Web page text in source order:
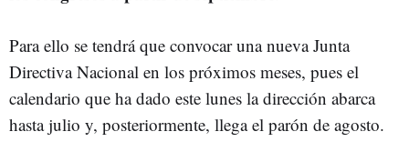
Para ello se tendrá que convocar una nueva Junta
Directiva Nacional en los próximos meses, pues el
calendario que ha dado este lunes la dirección abarca
hasta julio y, posteriormente, llega el parón de agosto.